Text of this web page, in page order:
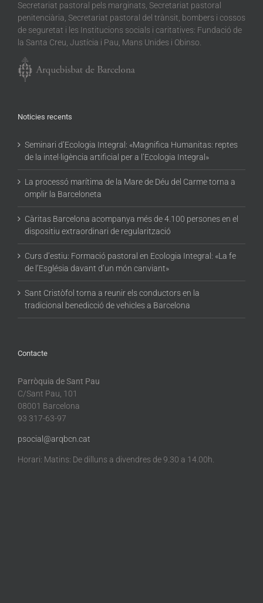
Secretariat pastoral pels marginats, Secretariat pastoral
penitenciària, Secretariat pastoral del trànsit, bombers i cossos
de seguretat i les Institucions socials i caritatives: Fundació de
la Santa Creu, Justícia i Pau, Mans Unides i Obinso.
Noticies recents
Seminari d’Ecologia Integral: «Magnifica Humanitas: reptes
de la intel·ligència artificial per a l’Ecologia Integral»
La processó marítima de la Mare de Déu del Carme torna a
omplir la Barceloneta
Càritas Barcelona acompanya més de 4.100 persones en el
dispositiu extraordinari de regularització
Curs d’estiu: Formació pastoral en Ecologia Integral: «La fe
de l’Església davant d’un món canviant»
Sant Cristòfol torna a reunir els conductors en la
tradicional benedicció de vehicles a Barcelona
Contacte
Parròquia de Sant Pau
C/Sant Pau, 101
08001 Barcelona
93 317-63-97
psocial@arqbcn.cat
Horari: Matins: De dilluns a divendres de 9.30 a 14.00h.